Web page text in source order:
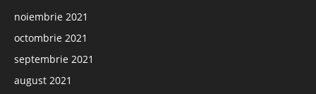
noiembrie 2021
octombrie 2021
septembrie 2021
august 2021